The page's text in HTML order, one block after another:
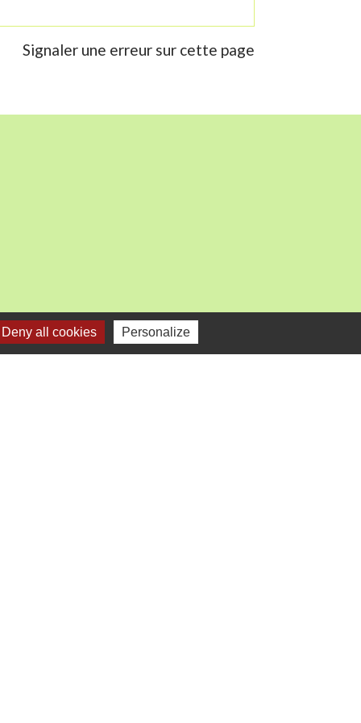
Signaler une erreur sur cette page
Deny all cookies Personalize